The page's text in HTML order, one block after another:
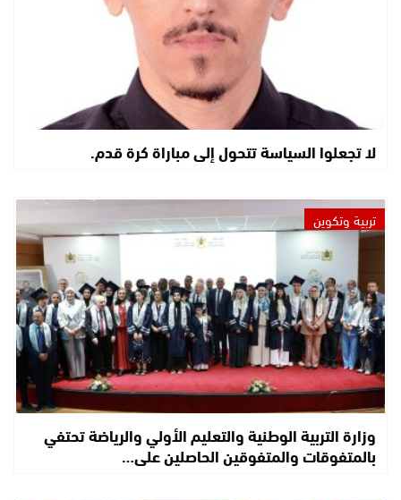
لا تجعلوا السياسة تتحول إلى مباراة كرة قدم.
تربية وتكوين
وزارة التربية الوطنية والتعليم الأولي والرياضة تحتفي
بالمتفوقات والمتفوقين الحاصلين على…